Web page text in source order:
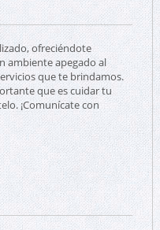
ofreciéndote
ambiente apegado al
que te brindamos.
que es cuidar tu
¡Comunícate con